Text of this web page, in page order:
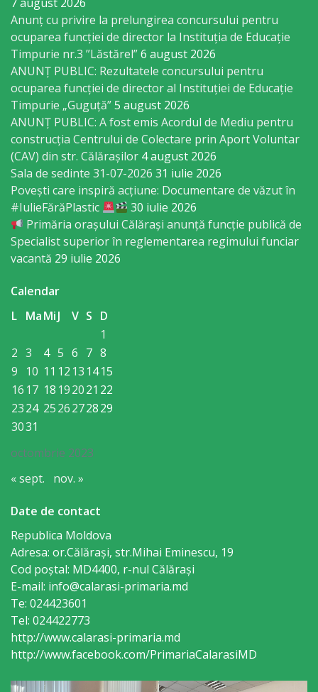
publice
Declarații
Taxe
și
impozite
Raport
de
transparență
Servicii
public
Serviciu
mediator
comunitar
Serviciu
de
protecție
a
drepturilor
copilului
Serviciu
încorporare
Anunț cu privire la prelungirea concursului pentru
ocuparea funcţiei de director la Instituția de Educație
Timpurie nr.3 ”Lăstărel”6 august 2026
ANUNȚ PUBLIC: Rezultatele concursului pentru
ocuparea funcției de director al Instituției de Educație
Timpurie „Guguță”5 august 2026
ANUNȚ PUBLIC: A fost emis Acordul de Mediu pentru
construcția Centrului de Colectare prin Aport Voluntar
(CAV) din str. Călărașilor 4 august 2026
Sala de sedinte 31-07-2026 31 iulie 2026
Povești care inspiră acțiune: Documentare de văzut în
#IulieFărăPlastic
30 iulie 2026
Primăria orașului Călărași anunță funcție publică de
Specialist superior în reglementarea regimului funciar
vacantă 29 iulie 2026
Calendar
octombrie 2023
L MaMiJ V S D
1
2 3 4 5 6 7 8
9
10 11 12 13 1415
16 17 18 192021 22
2324 2526272829
3031
« sept. nov. »
Date de contact
Republica Moldova
Adresa: or.Călăraşi, str.Mihai Eminescu, 19
Cod poștal: MD4400, r-nul Călăraşi
E-mail: info@calarasi-primaria.md
Te: 024423601
Tel: 024422773
http://www.calarasi-primaria.md
http://www.facebook.com/PrimariaCalarasiMD